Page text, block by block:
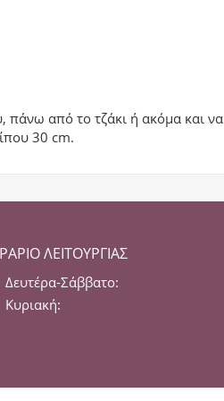
πάνω από το τζάκι ή ακόμα και να
30 cm.
ΛΕΙΤΟΥΡΓΊΑΣ
Δευτέρα-Σάββατο:
Κυριακή: